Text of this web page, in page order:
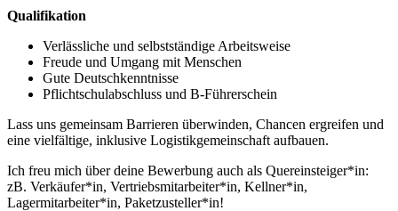
Qualifikation
Verlässliche und selbstständige Arbeitsweise
Freude und Umgang mit Menschen
Gute Deutschkenntnisse
Pflichtschulabschluss und B-Führerschein
Lass uns gemeinsam Barrieren überwinden, Chancen ergreifen und
eine vielfältige, inklusive Logistikgemeinschaft aufbauen.
Ich freu mich über deine Bewerbung auch als Quereinsteiger*in:
zB. Verkäufer*in, Vertriebsmitarbeiter*in, Kellner*in,
Lagermitarbeiter*in, Paketzusteller*in!